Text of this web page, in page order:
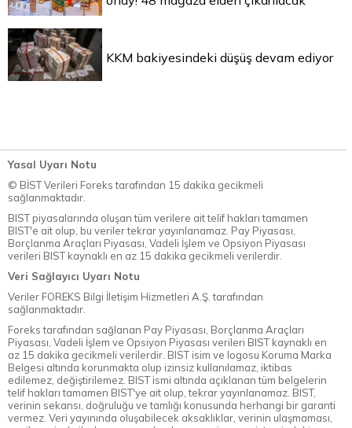
KKM bakiyesindeki düşüş devam ediyor
Yasal Uyarı Notu
© BİST Verileri Foreks tarafından 15 dakika gecikmeli
sağlanmaktadır.
BIST piyasalarında oluşan tüm verilere ait telif hakları tamamen
BIST'e ait olup, bu veriler tekrar yayınlanamaz. Pay Piyasası,
Borçlanma Araçları Piyasası, Vadeli İşlem ve Opsiyon Piyasası
verileri BIST kaynaklı en az 15 dakika gecikmeli verilerdir.
Veri Sağlayıcı Uyarı Notu
Veriler FOREKS Bilgi İletişim Hizmetleri A.Ş. tarafından
sağlanmaktadır.
Foreks tarafından sağlanan Pay Piyasası, Borçlanma Araçları
Piyasası, Vadeli İşlem ve Opsiyon Piyasası verileri BIST kaynaklı en
az 15 dakika gecikmeli verilerdir. BIST isim ve logosu Koruma Marka
Belgesi altında korunmakta olup izinsiz kullanılamaz, iktibas
edilemez, değiştirilemez. BIST ismi altında açıklanan tüm belgelerin
telif hakları tamamen BIST'ye ait olup, tekrar yayınlanamaz. BIST,
verinin sekansı, doğruluğu ve tamlığı konusunda herhangi bir garanti
vermez. Veri yayınında oluşabilecek aksaklıklar, verinin ulaşmaması,